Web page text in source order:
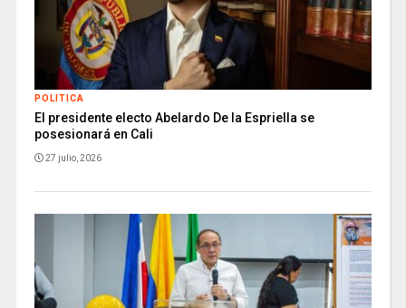
POLITICA
El presidente electo Abelardo De la Espriella se
posesionará en Cali
27 julio, 2026